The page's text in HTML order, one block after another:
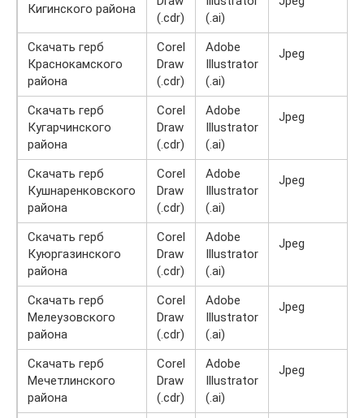
Кигинского района
(.cdr)
(.ai)
Скачать герб
Краснокамского
района
Corel
Draw
(.cdr)
Adobe
Illustrator
(.ai)
Jpeg
Скачать герб
Кугарчинского
района
Corel
Draw
(.cdr)
Adobe
Illustrator
(.ai)
Jpeg
Скачать герб
Кушнаренковского
района
Corel
Draw
(.cdr)
Adobe
Illustrator
(.ai)
Jpeg
Скачать герб
Куюргазинского
района
Corel
Draw
(.cdr)
Adobe
Illustrator
(.ai)
Jpeg
Скачать герб
Мелеузовского
района
Corel
Draw
(.cdr)
Adobe
Illustrator
(.ai)
Jpeg
Скачать герб
Мечетлинского
района
Corel
Draw
(.cdr)
Adobe
Illustrator
(.ai)
Jpeg